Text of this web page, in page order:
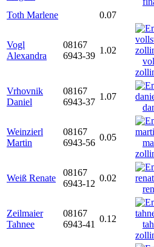
Toth Marlene
0.07
Vogl
Alexandra
08167
6943-39
1.02
Vrhovnik
Daniel
08167
6943-37
1.07
Weinzierl
Martin
08167
6943-56
0.05
Weiß Renate
08167
6943-12
0.02
Zeilmaier
Tahnee
08167
6943-41
0.12